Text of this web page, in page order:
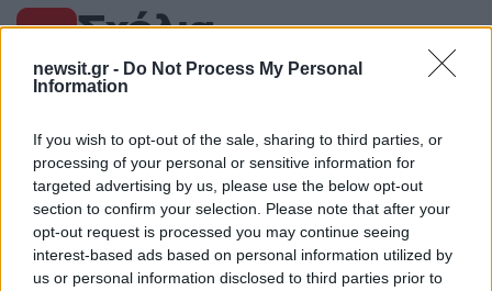
newsit.gr - Do Not Process My Personal
Information
If you wish to opt-out of the sale, sharing to third parties, or
processing of your personal or sensitive information for
targeted advertising by us, please use the below opt-out
section to confirm your selection. Please note that after your
opt-out request is processed you may continue seeing
interest-based ads based on personal information utilized by
us or personal information disclosed to third parties prior to
Σχόλια
Σχολίασε εδώ
50 /50